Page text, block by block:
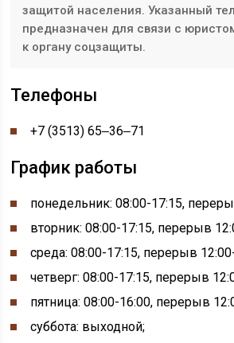
защитой населения. Указанный
предназначен для связи с
к органу соцзащиты.
Телефоны
+7 (3513) 65‒36‒71
График работы
понедельник:08:00-17:15,
вторник: 08:00-17:15, перерыв
среда: 08:00-17:15, перерыв
четверг: 08:00-17:15, перерыв
пятница: 08:00-16:00, перерыв
суббота: выходной;